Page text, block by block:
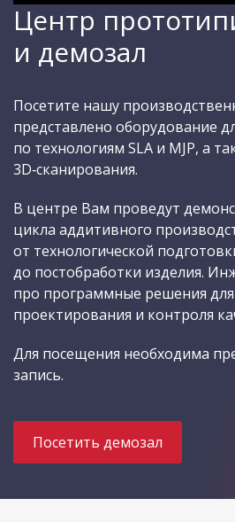
Центр
и демозал
Посетите нашу
представлено оборудование
по технологиям SLA и MJP, а
3D‑сканирования.
В центре Вам проведут
цикла аддитивного
от технологической
до постобработки изделия.
про программные решения
проектирования и контроля
Для посещения необходима
запись.
Посетить демозал